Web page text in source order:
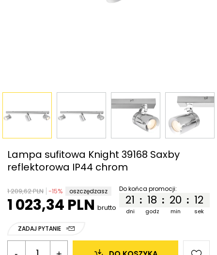
Lampa sufitowa Knight 39168 Saxby
reflektorowa IP44 chrom
1 209,62 PLN -15% oszczędzasz
1 023,34 PLN brutto
Do końca promocji:
:
dni
21 :
godz
18 :
min
20
sek
12
ZADAJ PYTANIE